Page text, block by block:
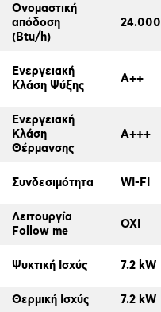
Ονομαστική
απόδοση
(Btu/h)
24.000
Ενεργειακή
Κλάση Ψύξης
A++
Ενεργειακή
Κλάση
Θέρμανσης
A+++
Συνδεσιμότητα WI-FI
Λειτουργία
Follow me
ΟΧΙ
Ψυκτική Ισχύς 7.2 kW
Θερμική Ισχύς 7.2 kW